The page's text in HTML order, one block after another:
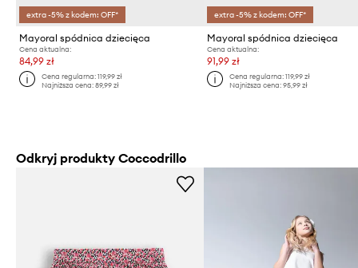
extra -5% z kodem: OFF*
Mayoral spódnica dziecięca
Cena aktualna:
84,99 zł
Cena regularna:119,99 zł
Najniższa cena:89,99 zł
extra -5% z kodem: OFF*
Mayoral spódnica dziecięca
Cena aktualna:
91,99 zł
Cena regularna: 119,99 zł
Najniższa cena: 95,99 zł
Odkryj produkty Coccodrillo